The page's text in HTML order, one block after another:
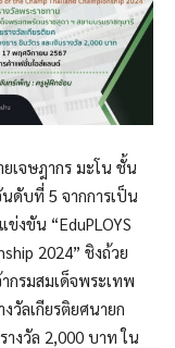
เจษฎากร มะโน ชั้น
ดับที่ 5 จากการเป็น
งขัน “EduPLOYS
2024” ชิงถ้วย
กรมสมเด็จพระเทพ
วัลเกียรติยศนายก
งวัล 2,000 บาท ใน